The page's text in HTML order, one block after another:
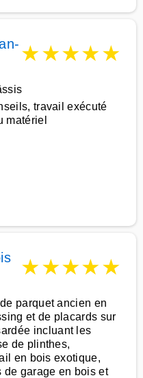
★★★★★
travail exécuté
matériel
★★★★★
parquet ancien en
et de placards sur
incluant les
de plinthes,
en bois exotique,
de garage en bois et